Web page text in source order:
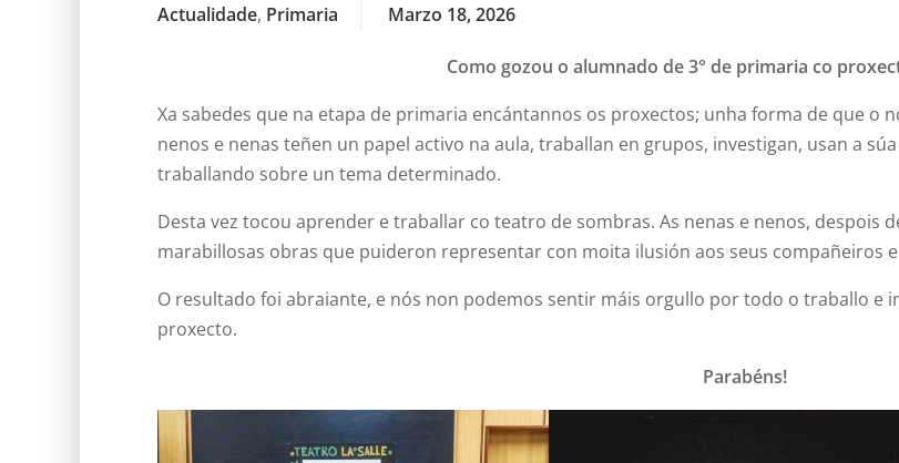
Actualidade, Primaria Marzo 18, 2026
Como gozou o alumnado de 3° de primaria co
Xa sabedes que na etapa de primaria encántannos os proxectos; unha forma de que o
nenos e nenas teñen un papel activo na aula, traballan en grupos, investigan, usan a
traballando sobre un tema determinado.
Desta vez tocou aprender e traballar co teatro de sombras. As nenas e nenos, despois
marabillosas obras que puideron representar con moita ilusión aos seus compañeiros
O resultado foi abraiante, e nós non podemos sentir máis orgullo por todo o traballo
proxecto.
Parabéns!